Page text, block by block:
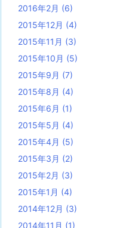
2016年2月 (6)
2015年12月 (4)
2015年11月 (3)
2015年10月 (5)
2015年9月 (7)
2015年8月 (4)
2015年6月 (1)
2015年5月 (4)
2015年4月 (5)
2015年3月 (2)
2015年2月 (3)
2015年1月 (4)
2014年12月 (3)
2014年11月 (1)